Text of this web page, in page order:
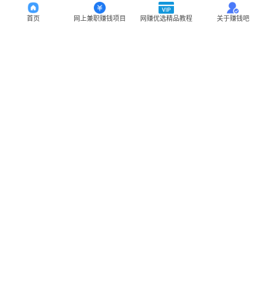
首页 网上兼职赚钱项目 网赚优选精品教程 关于赚钱吧